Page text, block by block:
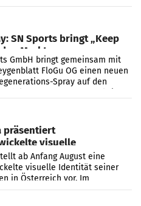
SN Sports bringt „Keep
Markt
GmbH bringt gemeinsam mit
FloGu OG einen neuen
Spray auf den
präsentiert
visuelle
ab Anfang August eine
visuelle Identität seiner
in Österreich vor. Im
Redesigns stehen zentrale